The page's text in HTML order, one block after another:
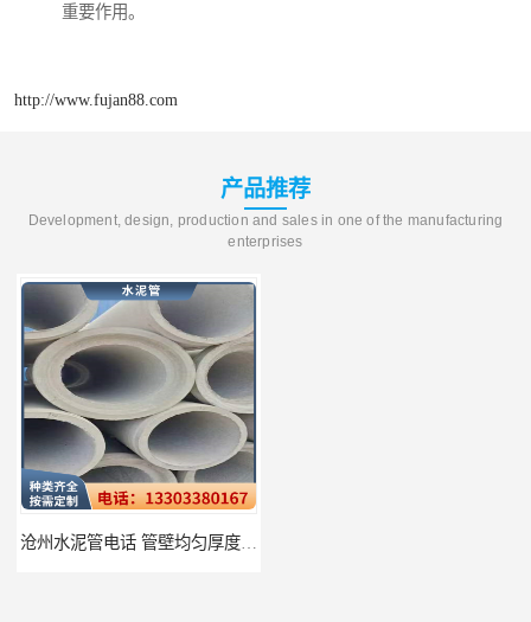
重要作用。
http://www.fujan88.com
产品推荐
Development, design, production and sales in one of the manufacturing
enterprises
沧州水泥管电话 管壁均匀厚度一致